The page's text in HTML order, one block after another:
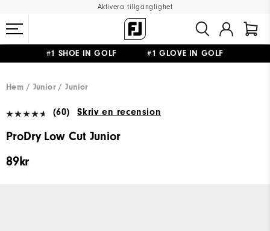
Aktivera tillgänglighet
#1 SHOE IN GOLF #1 GLOVE IN GOLF
Hem
Junior Junior
(60) Skriv en recension
ProDry Low Cut Junior
89kr